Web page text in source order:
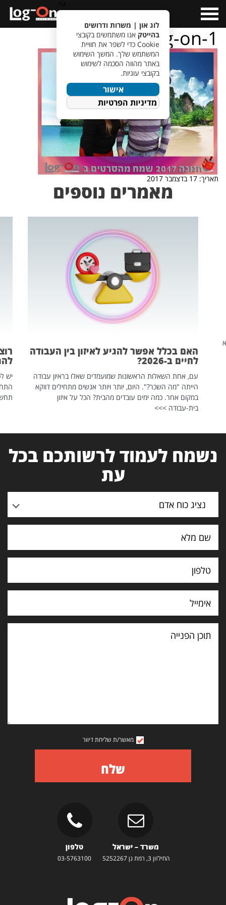
Menu
hanukkah-log-on-1
תאריך: 17 בדצמבר 2017
מאמרים נוספים
האם בכלל אפשר להגיע לאיזון בין העבודה
לחיים ב-2026?
עם, אחת השאלות הראשונות שמועמדים שאלו בראיון עבודה
הייתה "מה השכר?". היום, יותר ויותר אנשים מתחילים דווקא
במקום אחר. כמה ימים עובדים מהבית? הכל על איזון
בית-עבודה >>>
יש
נשמח לעמוד לרשותכם בכל
עת
נציג כוח אדם
תוכן
הפנייה
מאשר/ת שליחת דיוור
שלח
משרד – ישראל
החילזון 3, רמת גן 5252267
טלפון
03-5763100
לוג און | משרות ודרושים
בהייטק אנו משתמשים בקובצי
Cookie כדי לשפר את חוויית
המשתמש שלך. המשך השימוש
באתר מהווה הסכמה לשימוש
בקובצי עוגיות.
אישור
מדיניות הפרטיות